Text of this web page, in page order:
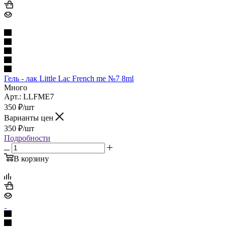
Гель - лак Little Lac French me №7 8ml
Много
Арт.: LLFME7
350 ₽/шт
Варианты цен
350 ₽/шт
Подробности
В корзину